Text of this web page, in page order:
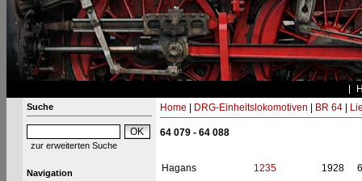
Suche
zur erweiterten Suche
Navigation
Home DRG-Einheitslokomotiven BR 64|
64 079 - 64 088
Hagans 1235 1928